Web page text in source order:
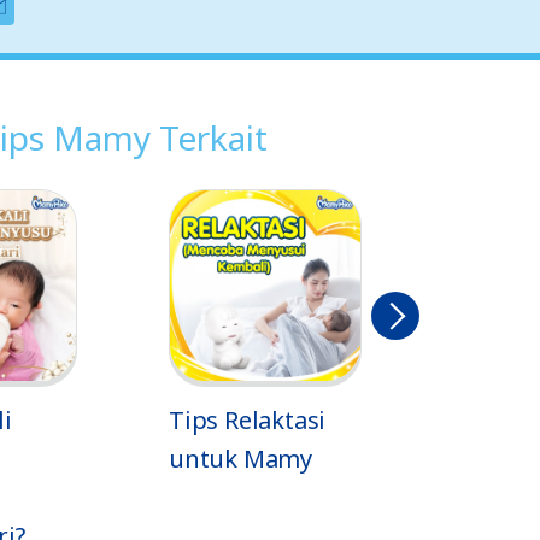
Mamy Terkait
Tips Relaktasi
untuk Mamy
Berikut
nya